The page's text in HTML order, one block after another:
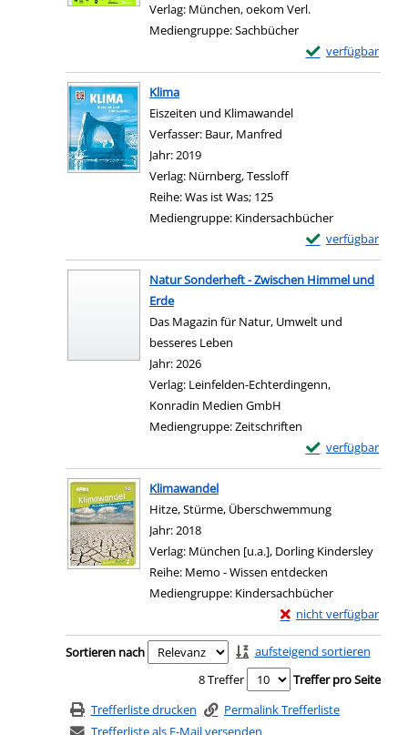
Verlag: München, oekom Verl.
Mediengruppe:Sachbücher
verfügbar
Exemplar-Details
Zum Download
Klima
Eiszeiten und Klimawandel
Verfasser: Baur, Manfred
Jahr:2019
Verlag: Nürnberg, Tessloff
Reihe:Was ist Was; 125
Mediengruppe: Kindersachbücher
verfügbar
Exemplar-Details
Zum Download
Natur Sonderheft - Zwischen Himmel und
Erde
Das Magazin für Natur, Umwelt und
besseres Leben
Suche nach diesem Verfasser
Jahr:2026
Verlag: Leinfelden-Echterdingenn,
Konradin Medien GmbH
Mediengruppe:Zeitschriften
verfügbar
Exemplar-
Zum Download
Klimawandel
Hitze, Stürme, Überschwemmung
Suche nach diesem Verfasser
Jahr:2018
Verlag: München [u.a.], Dorling Kindersley
Reihe: Memo - Wissen entdecken
Mediengruppe: Kindersachbücher
nicht verfügbar
Exemplar-Details von
Zum Download von
Zu den Suchfiltern springen
Sortieren nach
aufsteigend sortieren
8 Treffer
Treffer pro Seite
Trefferliste drucken
Permalink Trefferliste
Trefferliste als E-Mail versenden